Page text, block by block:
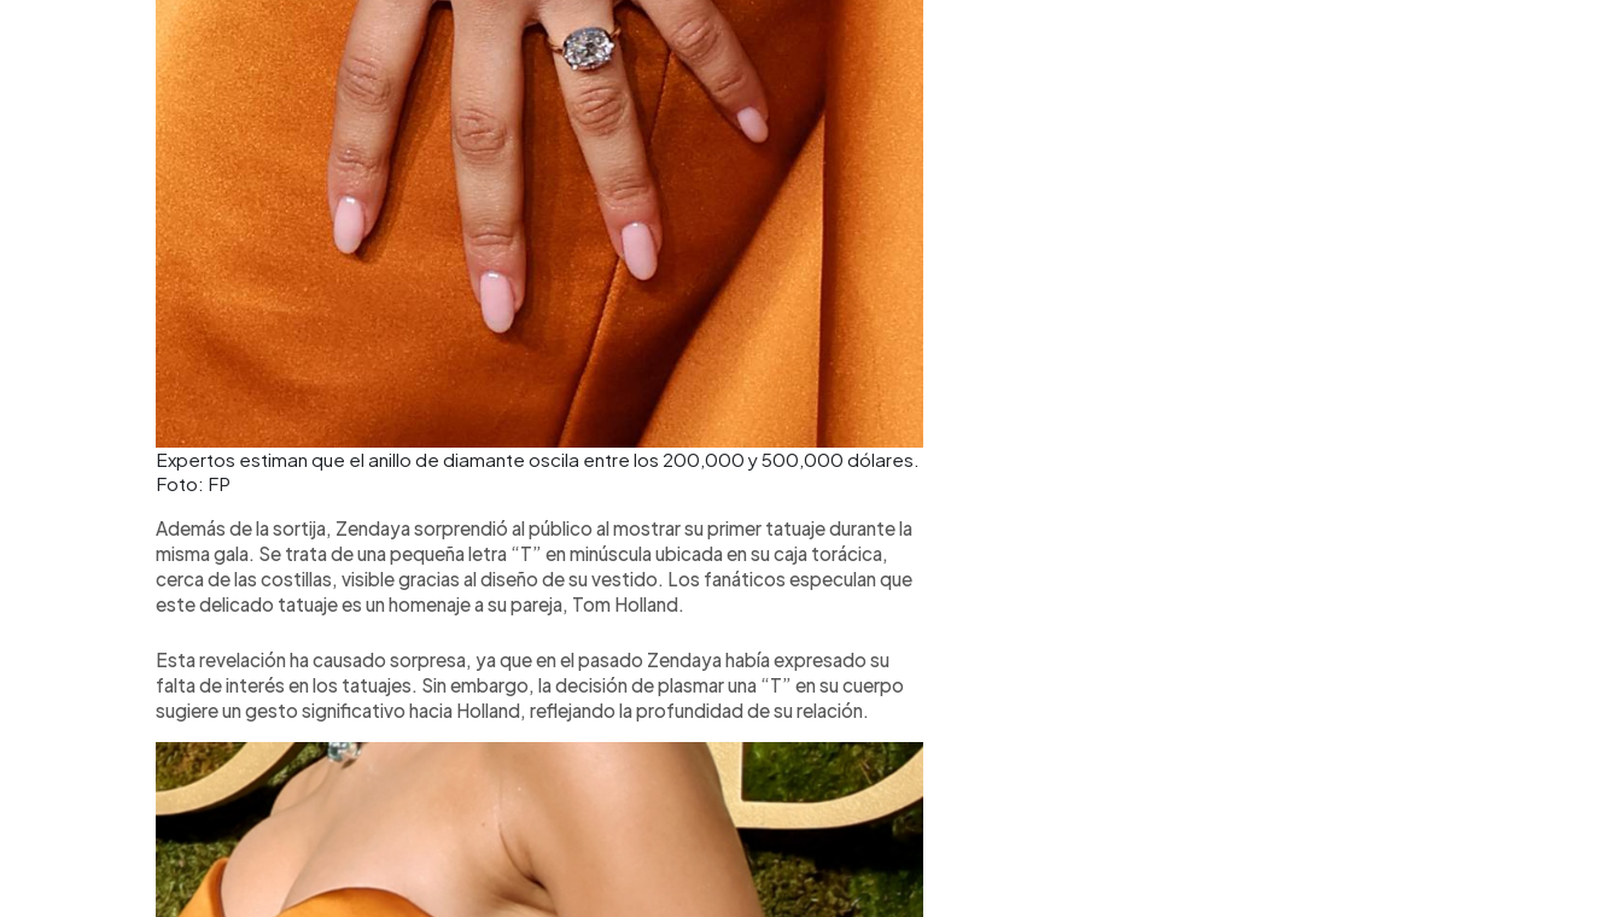
Expertos estiman que el anillo de diamante oscila entre los 200,000 y 500,000 dólares.
Foto: FP
Además de la sortija, Zendaya sorprendió al público al mostrar su primer tatuaje durante la
misma gala. Se trata de una pequeña letra “T” en minúscula ubicada en su caja torácica,
cerca de las costillas, visible gracias al diseño de su vestido. Los fanáticos especulan que
este delicado tatuaje es un homenaje a su pareja, Tom Holland.
Esta revelación ha causado sorpresa, ya que en el pasado Zendaya había expresado su
falta de interés en los tatuajes. Sin embargo, la decisión de plasmar una “T” en su cuerpo
sugiere un gesto significativo hacia Holland, reflejando la profundidad de su relación.